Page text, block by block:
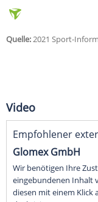
Quelle:2021 Sport-
Video
Empfohlener
Glomex GmbH
Wir benötigen Ihre
eingebundenen Inhalt
diesen mit einem Klick